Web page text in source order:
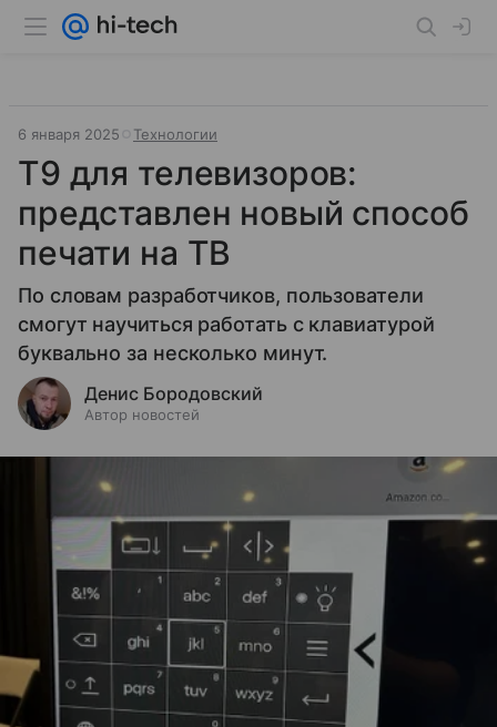
6 января 2025 Технологии
Т9 для телевизоров:
представлен новый способ
печати на ТВ
По словам разработчиков, пользователи
смогут научиться работать с клавиатурой
буквально за несколько минут.
Денис Бородовский
Автор новостей